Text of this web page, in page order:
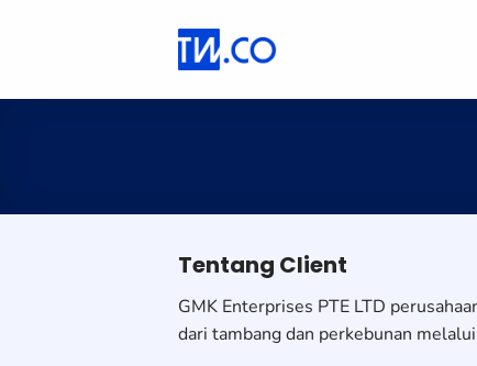
Tentang Client
GMK Enterprises PTE LTD
dari tambang dan perkebunan